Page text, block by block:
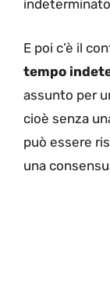
E poi c’è il
tempo
assunto per
cioè senza
può essere
una